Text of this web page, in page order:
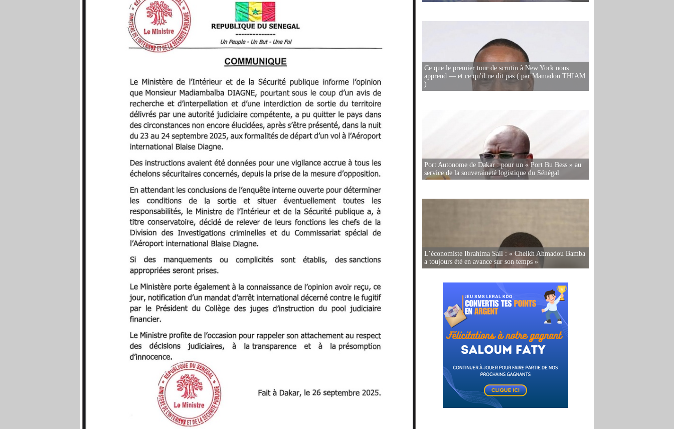
Ce que le premier tour de scrutin à New York nous
apprend — et ce qu'il ne dit pas ( par Mamadou THIAM
)
Port Autonome de Dakar : pour un « Port Bu Bess » au
service de la souveraineté logistique du Sénégal
L’économiste Ibrahima Sall : « Cheikh Ahmadou Bamba
a toujours été en avance sur son temps »